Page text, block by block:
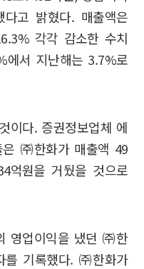
다고 밝혔다. 매출액은
각각 감소한 수치
에서 지난해는 3.7%로
이다. 증권정보업체 에
은 ㈜한화가 매출액 49
억원을 거뒀을 것으로
영업이익을 냈던 ㈜한
기록했다. ㈜한화가